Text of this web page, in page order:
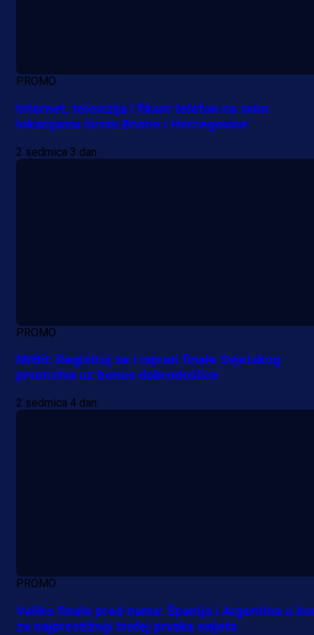
PROMO
Internet, televizija i fiksni telefon na svim
lokacijama širom Bosne i Hercegovine
2 sedmica 3 dan
PROMO
MrBit: Registruj se i isprati finale Svjetskog
prvenstva uz bonus dobrodošlice
2 sedmica 4 dan
PROMO
Veliko finale pred nama: Španija i Argentina u
za najprestižniji trofej prvaka svijeta